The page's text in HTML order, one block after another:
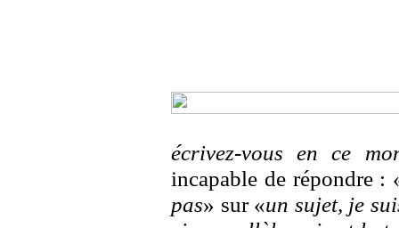
écrivez-vous en ce
incapable de répondre :
pas» sur «un sujet, je